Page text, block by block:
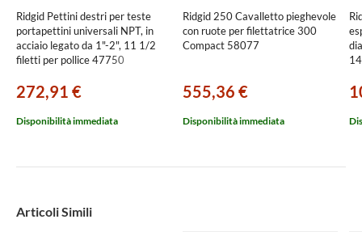
Ridgid Pettini destri per teste
portapettini universali NPT, in
acciaio legato da 1"-2", 11 1/2
filetti per pollice 47750
272,91 €
Disponibilità immediata
Ridgid 250 Cavalletto pieghevole
con ruote per filettatrice 300
Compact 58077
555,36 €
Disponibilità immediata
Articoli Simili